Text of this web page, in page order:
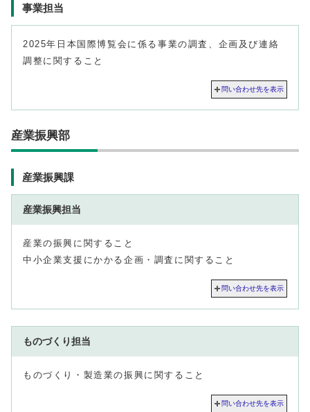
事業担当
2025年日本国際博覧会に係る事業の調査、企画及び連絡
調整に関すること
問い合わせ先を表示
産業振興部
産業振興課
産業振興担当
産業の振興に関すること
中小企業支援にかかる企画・調査に関すること
問い合わせ先を表示
ものづくり担当
ものづくり・製造業の振興に関すること
問い合わせ先を表示